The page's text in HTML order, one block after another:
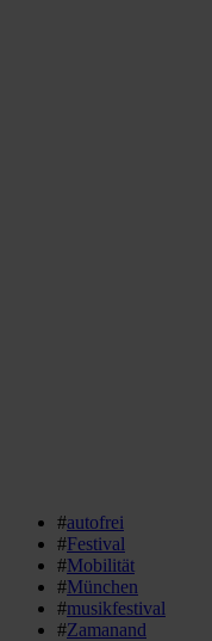
#autofrei
#Festival
#Mobilität
#München
#musikfestival
#Zamanand